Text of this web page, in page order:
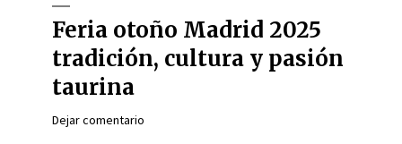
Feria otoño Madrid 2025
tradición, cultura y pasión
taurina
Dejar comentario